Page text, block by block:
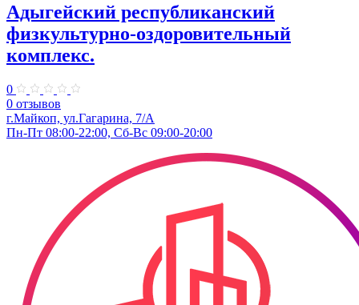
Адыгейский республиканский
физкультурно-оздоровительный
комплекс.
0
0 отзывов
г.Майкоп, ул.Гагарина, 7/А
Пн-Пт 08:00-22:00, Сб-Вс 09:00-20:00